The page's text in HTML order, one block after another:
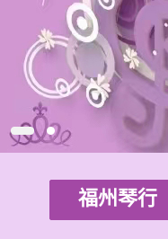
福州琴行